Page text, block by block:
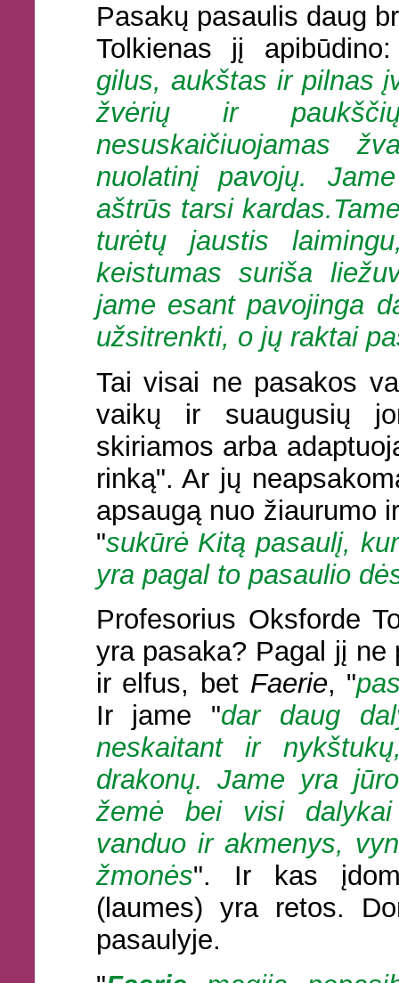
Pasakų pasaulis daug
Tolkienas jį
gilus, aukštas ir pilnas
žvėrių ir
nesuskaičiuojamas
nuolatinį pavojų.
aštrūs tarsi
turėtų jaustis
keistumas suriša
jame esant pavojinga
užsitrenkti, o jų raktai
Tai visai ne pasakos
vaikų ir suaugusių
skiriamos arba
rinką". Ar jų
apsaugą nuo žiaurumo
"sukūrė Kitą pasaulį,
yra pagal to pasaulio
Profesorius Oksforde
yra pasaka? Pagal jį
ir elfus, bet Faerie, "
Ir jame "dar daug
neskaitant ir
drakonų. Jame yra
žemė bei visi
vanduo ir akmenys,
žmonės". Ir kas
(laumes) yra retos.
pasaulyje.